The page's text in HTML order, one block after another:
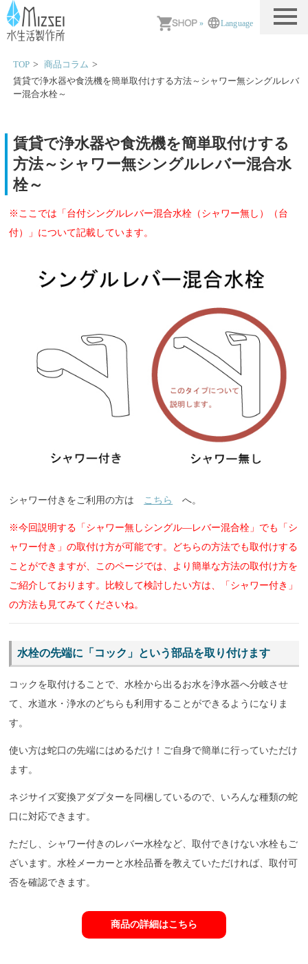
» Language
TOP
商品コラム
賃貸で浄水器や食洗機を簡単取付けする方法～シャワー無シングルレバ
ー混合水栓～
賃貸で浄水器や食洗機を簡単取付けする
方法～シャワー無シングルレバー混合水
栓～
※ここでは「台付シングルレバー混合水栓（シャワー無し）（台
付）」について記載しています。
シャワー付きをご利用の方は こちら へ。
※今回説明する「シャワー無しシングル―レバー混合栓」でも「シ
ャワー付き」の取付け方が可能です。どちらの方法でも取付けする
ことができますが、このページでは、より簡単な方法の取付け方を
ご紹介しております。比較して検討したい方は、「シャワー付き」
の方法も見てみてくださいね。
水栓の先端に「コック」という部品を取り付けます
コックを取付けることで、水栓から出るお水を浄水器へ分岐させ
て、水道水・浄水のどちらも利用することができるようになりま
す。
使い方は蛇口の先端にはめるだけ！ご自身で簡単に行っていただけ
ます。
ネジサイズ変換アダプターを同梱しているので、いろんな種類の蛇
口に対応できます。
ただし、シャワー付きのレバー水栓など、取付できけない水栓もご
ざいます。水栓メーカーと水栓品番を教えていただければ、取付可
否を確認できます。
商品の詳細はこちら